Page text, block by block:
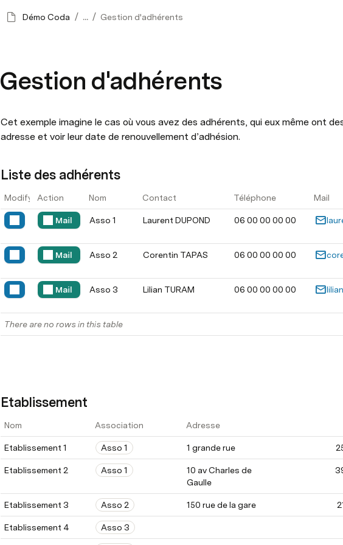
Démo Coda / ... / Gestion d'adhérents
Gestion d'adhérents
Cet exemple imagine le cas où vous avez des adhérents, qui eux même ont
adresse et voir leur date de renouvellement d’adhésion.
Liste des adhérents
Modify rows
Action Nom Contact Téléphone Mail
Mail Asso 1 Laurent DUPOND 06 00 00 00 00
Mail Asso 2 Corentin TAPAS 06 00 00 00 00
Mail Asso 3 Lilian TURAM 06 00 00 00 00
There are no rows in this table
Etablissement
Nom Association Adresse
Etablissement 1 Asso 1 1 grande rue
Etablissement 2 Asso 1
10 av Charles de
Gaulle
Etablissement 3 Asso 2 150 rue de la gare
Etablissement 4 Asso 3